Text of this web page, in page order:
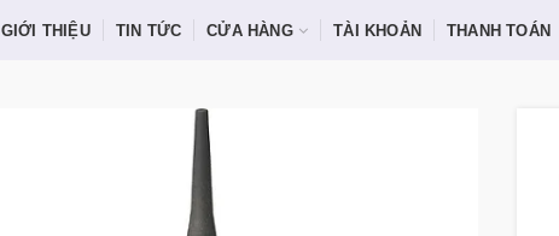
GIỚI THIỆU TIN TỨC CỬA HÀNG TÀI KHOẢN THANH TOÁN